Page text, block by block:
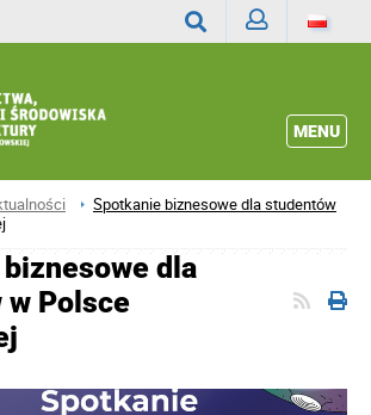
MENU
Spotkanie biznesowe dla studentów
dla
Polsce